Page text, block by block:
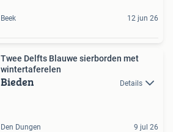
Beek 12 jun 26
Twee Delfts Blauwe sierborden met
wintertaferelen
Bieden Details
Den Dungen 9 jul 26